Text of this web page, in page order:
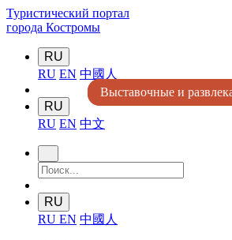
Туристический портал
города Костромы
RU
RU EN 中國人
RU
RU EN 中文
RU
RU EN 中國人
Выставочные и
Выставочные и